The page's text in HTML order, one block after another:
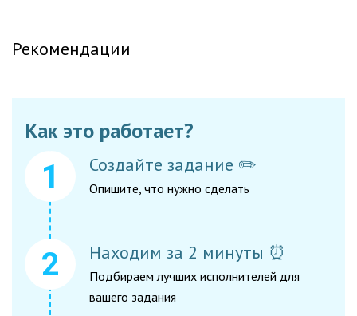
Рекомендации
Как это работает?
Создайте задание ✏️
Опишите, что нужно сделать
Находим за 2 минуты ⏰
Подбираем лучших исполнителей для
вашего задания